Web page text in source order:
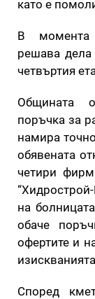
като е
В момента
решава дела
четвъртия
Общината
поръчка за
намира
обявената
четири
на
обаче
офертите и
Според